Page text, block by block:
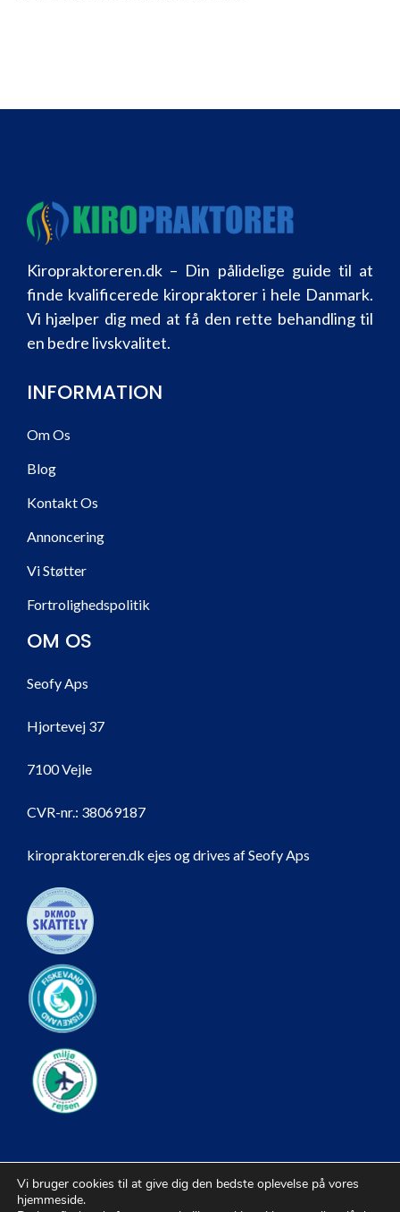
Kiropraktoreren.dk – Din pålidelige guide til at
finde kvalificerede kiropraktorer i hele Danmark.
Vi hjælper dig med at få den rette behandling til
en bedre livskvalitet.
INFORMATION
Om Os
Blog
Kontakt Os
Annoncering
Vi Støtter
Fortrolighedspolitik
OM OS
Seofy Aps
Hjortevej 37
7100 Vejle
CVR-nr.: 38069187
kiropraktoreren.dk ejes og drives af Seofy Aps
Vi bruger cookies til at give dig den bedste oplevelse på vores
hjemmeside.